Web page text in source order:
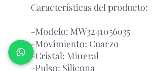
Características del producto:
-Modelo: MW3241056035
-Movimiento: Cuarzo
-Cristal: Mineral
-Pulso: Silicona